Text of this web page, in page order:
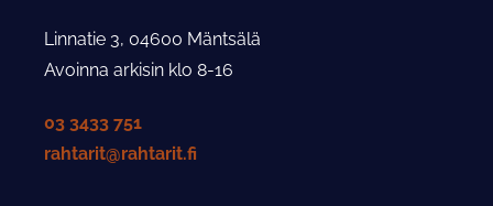
Linnatie 3, 04600 Mäntsälä
Avoinna arkisin klo 8-16
03 3433 751
rahtarit@rahtarit.fi